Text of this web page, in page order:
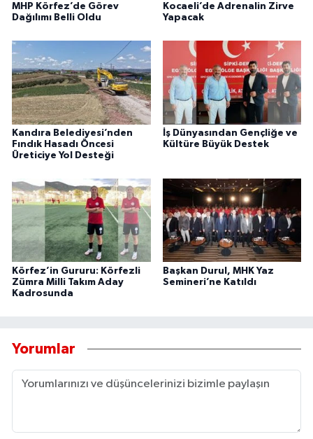
MHP Körfez’de Görev
Dağılımı Belli Oldu
Kocaeli’de Adrenalin Zirve
Yapacak
Kandıra Belediyesi’nden
Fındık Hasadı Öncesi
Üreticiye Yol Desteği
İş Dünyasından Gençliğe ve
Kültüre Büyük Destek
Körfez’in Gururu: Körfezli
Zümra Milli Takım Aday
Kadrosunda
Başkan Durul, MHK Yaz
Semineri’ne Katıldı
Yorumlar